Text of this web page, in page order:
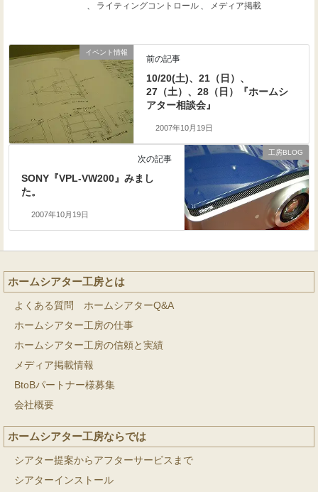
、
ライティングコントロール 、 メディア掲載
イベント情報
前の記事
10/20(土)、21（日）、
27（土）、28（日）『ホームシ
アター相談会』
2007年10月19日
工房BLOG
次の記事
SONY『VPL-VW200』みまし
た。
2007年10月19日
ホームシアター工房とは
よくある質問 ホームシアターQ&A
ホームシアター工房の仕事
ホームシアター工房の信頼と実績
メディア掲載情報
BtoBパートナー様募集
会社概要
ホームシアター工房ならでは
シアター提案からアフターサービスまで
シアターインストール